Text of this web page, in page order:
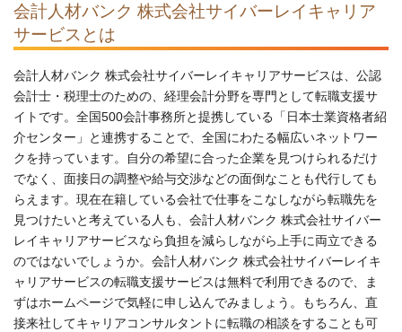
会計人材バンク 株式会社サイバーレイキャリア
サービスとは
会計人材バンク 株式会社サイバーレイキャリアサービスは、公認
会計士・税理士のための、経理会計分野を専門として転職支援サ
イトです。全国500会計事務所と提携している「日本士業資格者紹
介センター」と連携することで、全国にわたる幅広いネットワー
クを持っています。自分の希望に合った企業を見つけられるだけ
でなく、面接日の調整や給与交渉などの面倒なことも代行しても
らえます。現在在籍している会社で仕事をこなしながら転職先を
見つけたいと考えている人も、会計人材バンク 株式会社サイバー
レイキャリアサービスなら負担を減らしながら上手に両立できる
のではないでしょうか。会計人材バンク 株式会社サイバーレイキ
ャリアサービスの転職支援サービスは無料で利用できるので、ま
ずはホームページで気軽に申し込んでみましょう。もちろん、直
接来社してキャリアコンサルタントに転職の相談をすることも可